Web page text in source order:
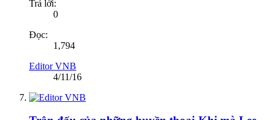
Trả lời:
0
Đọc:
1,794
Editor VNB
4/11/16